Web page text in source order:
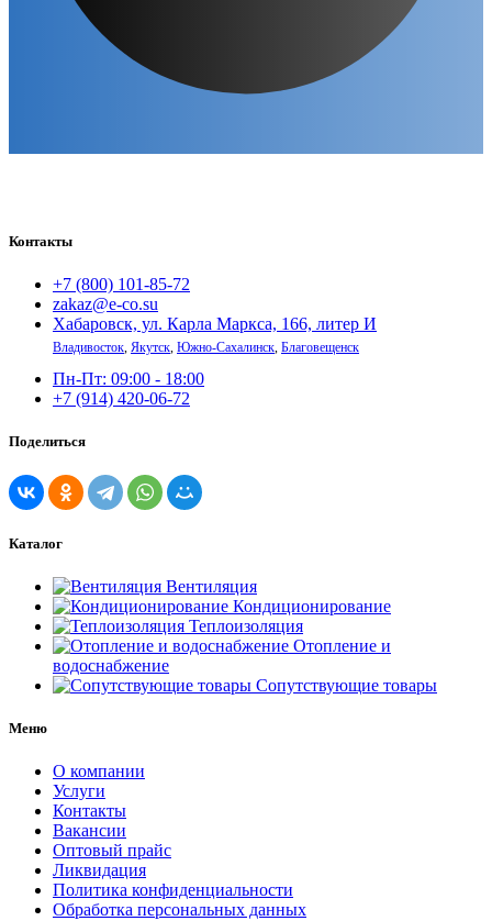
Контакты
+7 (800) 101-85-72
zakaz@e-co.su
Хабаровск, ул. Карла Маркса, 166, литер И
Владивосток, Якутск, Южно-Сахалинск, Благовещенск
Пн-Пт: 09:00 - 18:00
+7 (914) 420-06-72
Поделиться
Каталог
Вентиляция
Кондиционирование
Теплоизоляция
Отопление и
водоснабжение
Сопутствующие товары
Меню
О компании
Услуги
Контакты
Вакансии
Оптовый прайс
Ликвидация
Политика конфиденциальности
Обработка персональных данных